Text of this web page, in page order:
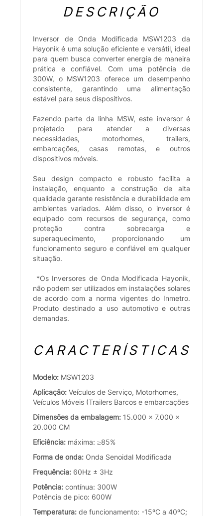
DESCRIÇÃO
Inversor de Onda Modificada MSW1203 da
Hayonik é uma solução eficiente e versátil, ideal
para quem busca converter energia de maneira
prática e confiável. Com uma potência de
300W, o MSW1203 oferece um desempenho
consistente, garantindo uma alimentação
estável para seus dispositivos.
Fazendo parte da linha MSW, este inversor é
projetado para atender a diversas
necessidades, motorhomes, trailers,
embarcações, casas remotas, e outros
dispositivos móveis.
Seu design compacto e robusto facilita a
instalação, enquanto a construção de alta
qualidade garante resistência e durabilidade em
ambientes variados. Além disso, o inversor é
equipado com recursos de segurança, como
proteção contra sobrecarga e
superaquecimento, proporcionando um
funcionamento seguro e confiável em qualquer
situação.
*Os Inversores de Onda Modificada Hayonik,
não podem ser utilizados em instalações solares
de acordo com a norma vigentes do Inmetro.
Produto destinado a uso automotivo e outras
demandas.
CARACTERÍSTICAS
Modelo: MSW1203
Aplicação: Veículos de Serviço, Motorhomes,
Veículos Móveis (Trailers Barcos e embarcações
Dimensões da embalagem: 15.000 x 7.000 x
20.000 CM
Eficiência: máxima: ≥85%
Forma de onda: Onda Senoidal Modificada
Frequência: 60Hz ± 3Hz
Potência: contínua: 300W
Potência de pico: 600W
Temperatura: de funcionamento: -15ºC a 40ºC;